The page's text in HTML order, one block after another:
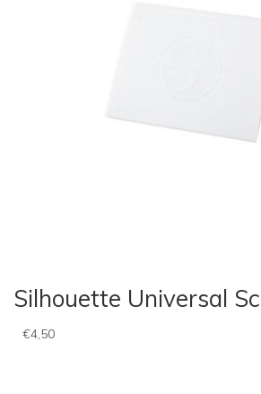
Silhouette Universal
€4,50